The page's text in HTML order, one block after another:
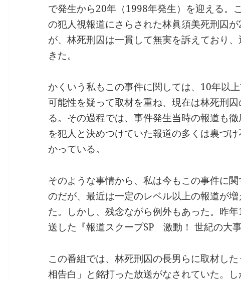
で発生から20年（1998年発生）を迎える。
の犯人視報道にさらされた林眞須美死刑囚
が、林死刑囚は一貫して無実を訴えており
きた。
かくいう私もこの事件に関しては、10年以
可能性を疑って取材を重ね、現在は林死刑
る。その過程では、事件発生当時の報道も
を犯人と決めつけていた報道の多くは裏づ
かっている。
そのような事情から、私は今もこの事件に
のだが、最近は一定のレベル以上の報道が
た。しかし、残念ながら例外もあった。昨
送した『報道スクープSP 激動！ 世紀の大事
この番組では、林死刑囚の長男らに取材し
相告白」と銘打った放送がなされていた。